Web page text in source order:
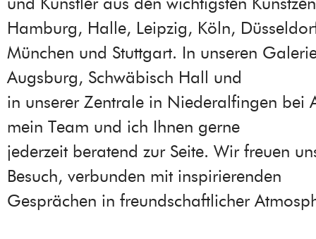
Hamburg, Halle, Leipzig, Köln,
München und Stuttgart. In unseren
Augsburg, Schwäbisch Hall und
in unserer Zentrale in Niederalfingen bei
mein Team und ich Ihnen gerne
jederzeit beratend zur Seite. Wir freuen
Besuch, verbunden mit inspirierenden
Gesprächen in freundschaftlicher